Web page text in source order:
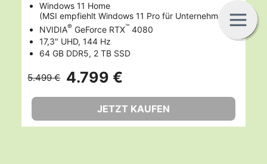
C
B
A
Windows 11 Home
(MSI empfiehlt Windows 11 Pro für Unternehmen.)
NVIDIA® GeForce RTX™ 4080
17,3" UHD, 144 Hz
64 GB DDR5, 2 TB SSD
5.499 € 4.799 €
JETZT KAUFEN